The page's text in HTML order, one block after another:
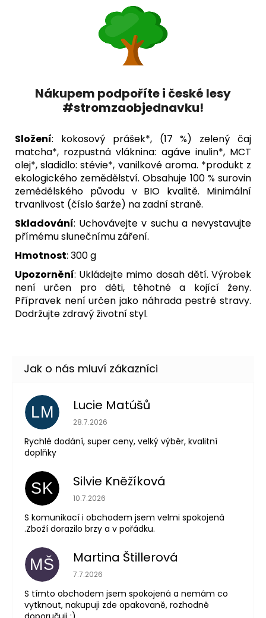
Nákupem podpoříte i české lesy
#stromzaobjednavku!
Složení: kokosový prášek*, (17 %) zelený čaj
matcha*, rozpustná vláknina: agáve inulin*, MCT
olej*, sladidlo: stévie*, vanilkové aroma. *produkt z
ekologického zemědělství. Obsahuje 100 % surovin
zemědělského původu v BIO kvalitě. Minimální
trvanlivost (číslo šarže) na zadní straně.
Skladování: Uchovávejte v suchu a nevystavujte
přímému slunečnímu záření.
Hmotnost: 300 g
Upozornění: Ukládejte mimo dosah dětí. Výrobek
není určen pro děti, těhotné a kojící ženy.
Přípravek není určen jako náhrada pestré stravy.
Dodržujte zdravý životní styl.
LM Lucie Matúšů
Hodnocení obchodu je 5 z 5 hvězdiček.
28.7.2026
Rychlé dodání, super ceny, velký výběr, kvalitní
doplňky
SK Silvie Kněžíková
Hodnocení obchodu je 5 z 5 hvězdiček.
10.7.2026
S komunikací i obchodem jsem velmi spokojená
.Zboží dorazilo brzy a v pořádku.
MŠ Martina Štillerová
Hodnocení obchodu je 5 z 5 hvězdiček.
7.7.2026
S tímto obchodem jsem spokojená a nemám co
vytknout, nakupuji zde opakovaně, rozhodně